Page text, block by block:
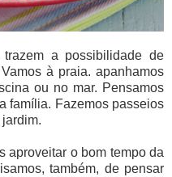
a possibilidade de
à praia. apanhamos
ou no mar. Pensamos
família. Fazemos passeios
aproveitar o bom tempo da
também, de pensar